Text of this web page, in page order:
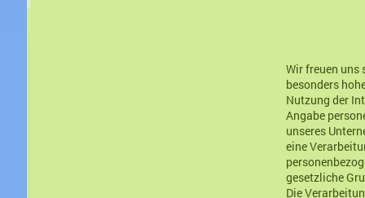
Wir freuen uns
besonders
Nutzung der
Angabe
unseres
eine
gesetzliche
Die